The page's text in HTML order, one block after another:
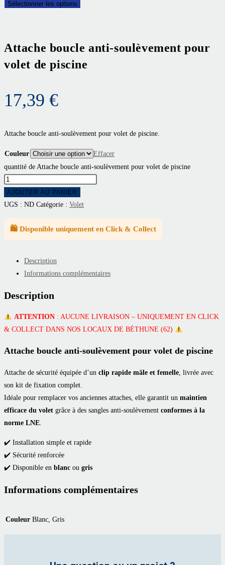
Sélectionner les options
Attache boucle anti-soulèvement pour
volet de piscine
17,39 €
Attache boucle anti-soulèvement pour volet de piscine.
Couleur
Effacer
quantité de Attache boucle anti-soulèvement pour volet de piscine
AJOUTER AU PANIER
UGS : ND Catégorie : Volet
🛍️ Disponible uniquement en Click & Collect
Description
Informations complémentaires
Description
ATTENTION: AUCUNE LIVRAISON – UNIQUEMENT EN CLICK
& COLLECT DANS NOS LOCAUX DE BÉTHUNE (62)
Attache boucle anti-soulèvement pour volet de piscine
Attache de sécurité équipée d’un clip rapide mâle et femelle, livrée avec
son kit de fixation complet.
Idéale pour remplacer vos anciennes attaches, elle garantit un maintien
efficace du volet grâce à des sangles anti-soulèvement conformes à la
norme LNE.
✔️ Installation simple et rapide
✔️ Sécurité renforcée
✔️ Disponible en blanc ou gris
Informations complémentaires
Couleur Blanc, Gris